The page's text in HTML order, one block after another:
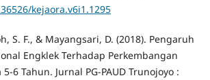
kejaora.v6i1.1295
S. F., & Mayangsari, D. (2018). Pengaruh
Engklek Terhadap Perkembangan
6 Tahun. Jurnal PG-PAUD Trunojoyo :